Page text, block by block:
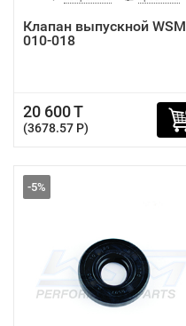
Клапан выпускной WSM
010-018
20 600 T
(3678.57 P)
-5%